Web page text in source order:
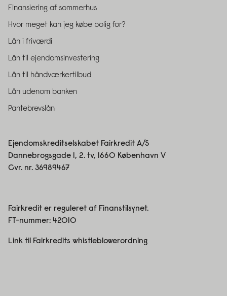
Finansiering af sommerhus
Hvor meget kan jeg købe bolig for?
Lån i friværdi
Lån til ejendomsinvestering
Lån til håndværkertilbud
Lån udenom banken
Pantebrevslån
Ejendomskreditselskabet Fairkredit A/S
Dannebrogsgade 1, 2. tv, 1660 København V
Cvr. nr. 36989467
Fairkredit er reguleret af Finanstilsynet.
FT-nummer: 42010
Link til Fairkredits whistleblowerordning